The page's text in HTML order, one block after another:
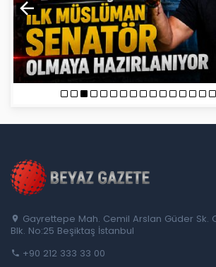
Gayrettepe Mah. Cemil Arslan Güder Sk.
Blk. No:25 Beşiktaş İstanbul
+90 212 333 33 00